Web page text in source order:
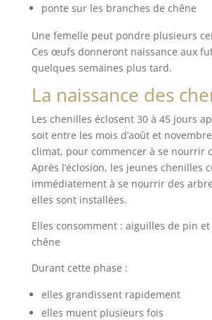
ponte sur les branches de chêne
Une femelle peut pondre plusieurs
Ces œufs donneront naissance aux
quelques semaines plus tard.
La naissance des
Les chenilles éclosent 30 à 45 jours
soit entre les mois d’août et
climat, pour commencer à se nourrir
Après l’éclosion, les jeunes chenilles
immédiatement à se nourrir des
elles sont installées.
Elles consomment : aiguilles de pin
chêne
Durant cette phase :
elles grandissent rapidement
elles muent plusieurs fois